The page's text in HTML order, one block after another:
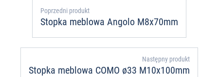
Poprzedni produkt
Stopka meblowa Angolo M8x70mm
Następny produkt
Stopka meblowa COMO ø33 M10x100mm